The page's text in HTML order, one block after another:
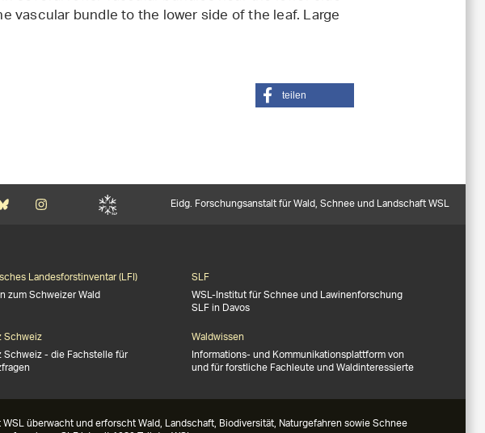
vascular bundle to the lower side of the leaf. Large
teilen
Eidg. Forschungsanstalt für Wald, Schnee und Landschaft WSL
Landesforstinventar (LFI)
zum Schweizer Wald
SLF
WSL-Institut für Schnee und Lawinenforschung
SLF in Davos
Schweiz
- die Fachstelle für
Waldwissen
Informations- und Kommunikationsplattform von
und für forstliche Fachleute und Waldinteressierte
überwacht und erforscht Wald, Landschaft, Biodiversität, Naturgefahren sowie Schnee